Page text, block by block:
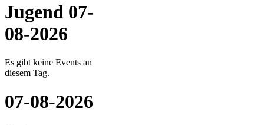
Jugend 07-
08-2026
Es gibt keine Events an
diesem Tag.
07-08-2026